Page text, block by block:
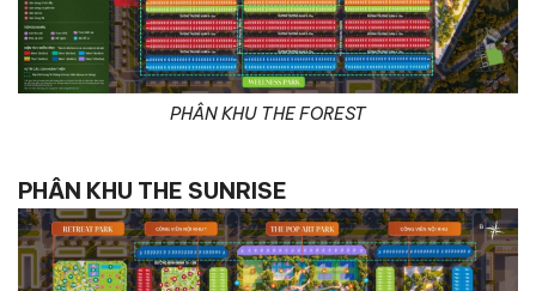
PHÂN KHU THE FOREST
PHÂN KHU THE SUNRISE